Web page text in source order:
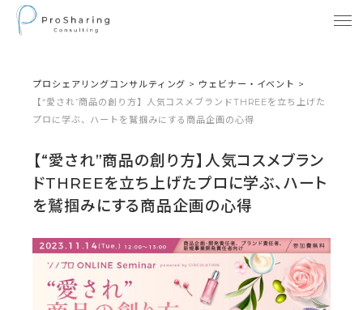
プロシェアリングコンサルティング > ウェビナー・イベント >
【“愛され”商品の創り方】人気コスメブランドTHREEを立ち上げた
プロに学ぶ、ハートを鷲掴みにする商品企画の心得
【“愛され”商品の創り方】人気コスメブラン
ドTHREEを立ち上げたプロに学ぶ、ハート
を鷲掴みにする商品企画の心得